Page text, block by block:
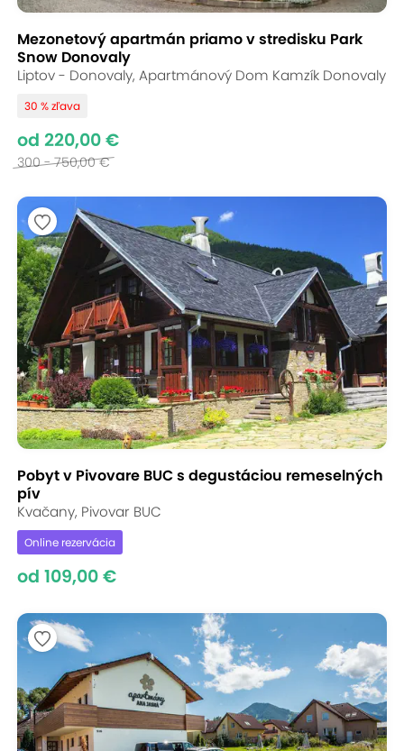
Mezonetový apartmán priamo v stredisku Park
Snow Donovaly
Liptov - Donovaly, Apartmánový Dom Kamzík Donovaly
30 % zľava
od 220,00 €
300 - 750,00 €
Pobyt v Pivovare BUC s degustáciou remeselných
pív
Kvačany, Pivovar BUC
Online rezervácia
od 109,00 €